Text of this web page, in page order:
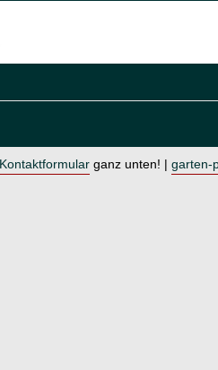
Kontaktformular ganz unten! | garten-